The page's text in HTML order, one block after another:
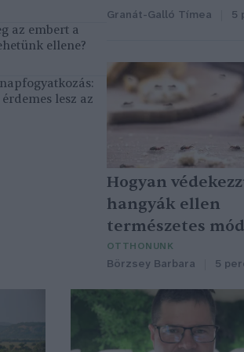
az embert a
ellene?
lesz az
Granát-Galló Tímea 5
Hogyan
hangyák ellen
természetes
OTTHONUNK
Börzsey Barbara 5